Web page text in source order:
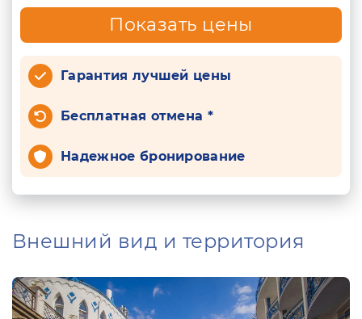
Показать цены
Гарантия лучшей цены
Бесплатная отмена *
Надежное бронирование
Внешний вид и территория